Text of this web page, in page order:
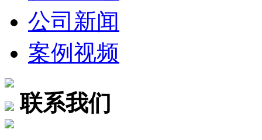
公司新闻
案例视频
联系我们